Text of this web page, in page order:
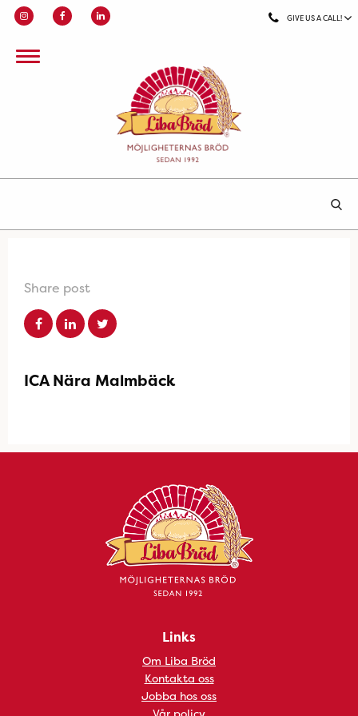
GIVE US A CALL!
Share post
ICA Nära Malmbäck
Links
Om Liba Bröd
Kontakta oss
Jobba hos oss